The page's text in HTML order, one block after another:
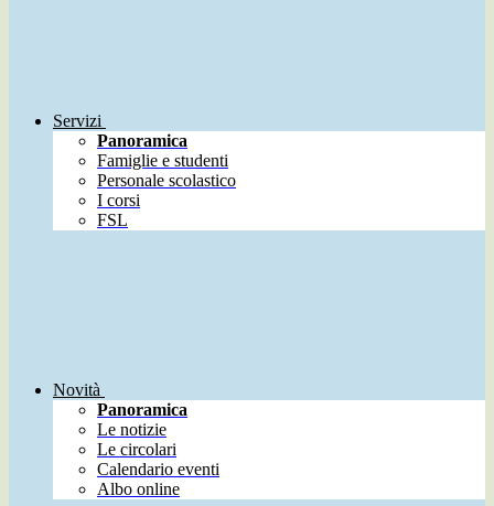
Servizi
Panoramica
Famiglie e studenti
Personale scolastico
I corsi
FSL
Novità
Panoramica
Le notizie
Le circolari
Calendario eventi
Albo online